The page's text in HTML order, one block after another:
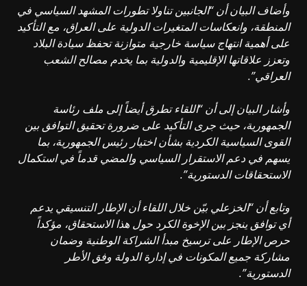
وأضاف البيان أن “الجانبين تناولا تطورات المشهد السياسي في
المنطقة، وانعكاسات المتغيرات الدولية على العراق، مع التأكيد
على أهمية انتهاج سياسة خارجية متوازنة تحفظ سيادة البلاد
وتعزز علاقاتها الإقليمية والدولية بما يخدم مصالح الشعب
العراقي”.
وأشار البيان إلى أن “اللقاء تطرق أيضاً إلى ملف رئاسة
الجمهورية، حيث جرى التأكيد على ضرورة تحقيق التوافق بين
القوى السياسية الكردية بشأن اختيار رئيس الجمهورية، بما
يسهم في دعم الاستقرار السياسي والمضي قدماً في استكمال
الاستحقاقات الدستورية”.
وتابع أن “الخزعلي بيّن خلال اللقاء أن الإطار التنسيقي يدعم
أي توافق ينجز بين الإخوة الكرد حول هذا الاستحقاق، مؤكداً
حرص الإطار على ترسيخ مبدأ الشراكة الوطنية وضمان
مشاركة جميع المكونات في إدارة الدولة وفق الأطر
الدستورية”.